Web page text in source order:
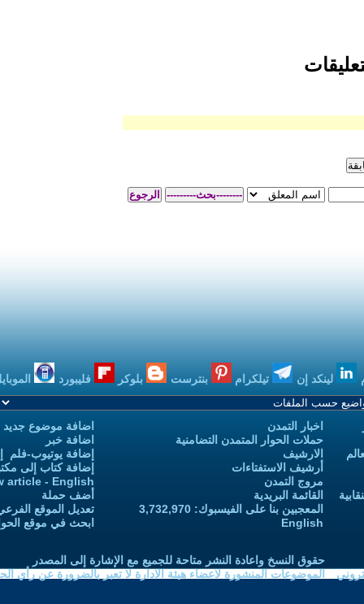
بنترست بلوكر فليبورد الموبايل بودكاست
التضامنية
اضافة خبر
إضافة يوتيوب-فلم إلى يوتيوب التمدن
Add new article - English
تعديل الموقع الفرعي للكاتب-ة
ابحث في موقع الحوار المتمدن
متاحة للجميع مع الإشارة إلى المصدر
هيئة الادارة لا تعبر بالضرورة عن رأي الحوار المتمدن